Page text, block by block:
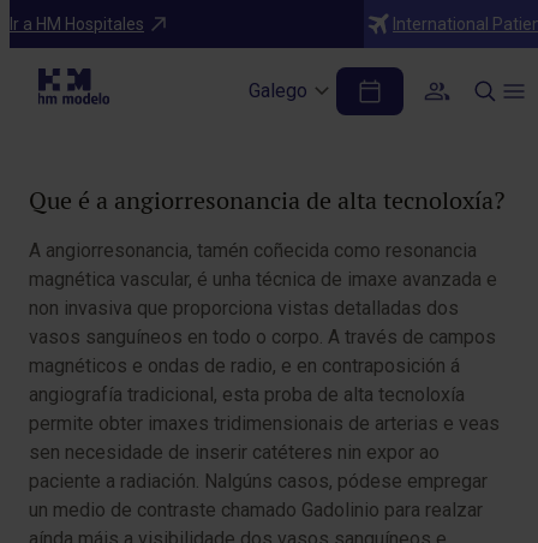
Ir a HM Hospitales International
Galego
Diagnósticos
Anxioresonancia
Que é a angiorresonancia de alta tecnoloxía?
A angiorresonancia, tamén coñecida como resonancia
magnética vascular, é unha técnica de imaxe avanzada e
non invasiva que proporciona vistas detalladas dos
vasos sanguíneos en todo o corpo. A través de campos
magnéticos e ondas de radio, e en contraposición á
angiografía tradicional, esta proba de alta tecnoloxía
permite obter imaxes tridimensionais de arterias e veas
sen necesidade de inserir catéteres nin expor ao
paciente a radiación. Nalgúns casos, pódese empregar
un medio de contraste chamado Gadolinio para realzar